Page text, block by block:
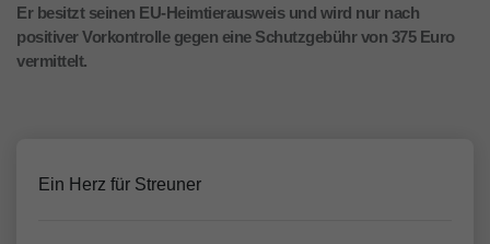
Er besitzt seinen EU-Heimtierausweis und wird nur nach
positiver Vorkontrolle gegen eine Schutzgebühr von 375 Euro
vermittelt.
Ein Herz für Streuner